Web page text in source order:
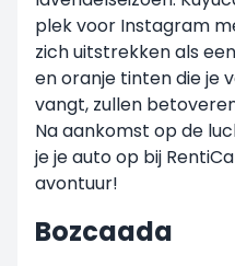
plek voor Instagram
zich uitstrekken als
en oranje tinten die je
vangt, zullen
Na aankomst op de
je je auto op bij
avontuur!
Bozcaada